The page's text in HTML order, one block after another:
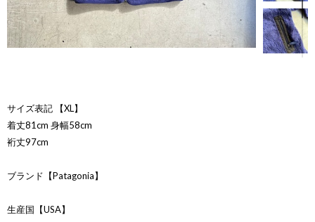
サイズ表記 【XL】
着丈81cm 身幅58cm
裄丈97cm
ブランド【Patagonia】
生産国【USA】